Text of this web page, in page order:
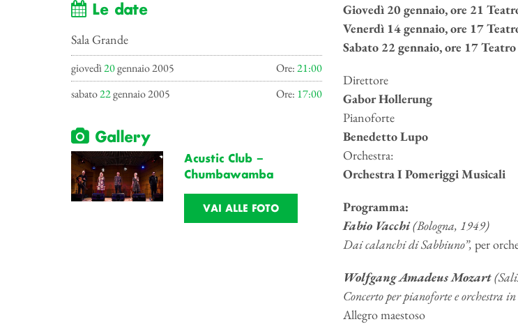
Le date
Sala Grande
giovedì20gennaio 2005 Ore:21:00
sabato22gennaio 2005 Ore: 17:00
Gallery
Acustic Club –
Chumbawamba
VAI ALLE FOTO
Giovedì 20 gennaio, ore 21
Venerdì 14 gennaio, ore 17
Sabato 22 gennaio, ore 17
Direttore
Gabor Hollerung
Pianoforte
Benedetto Lupo
Orchestra:
Orchestra I Pomeriggi Musicali
Programma:
Fabio Vacchi(Bologna, 1949)
Dai calanchi di Sabbiuno”, per
Wolfgang Amadeus Mozart
Concerto per pianoforte e orchestra
Allegro maestoso